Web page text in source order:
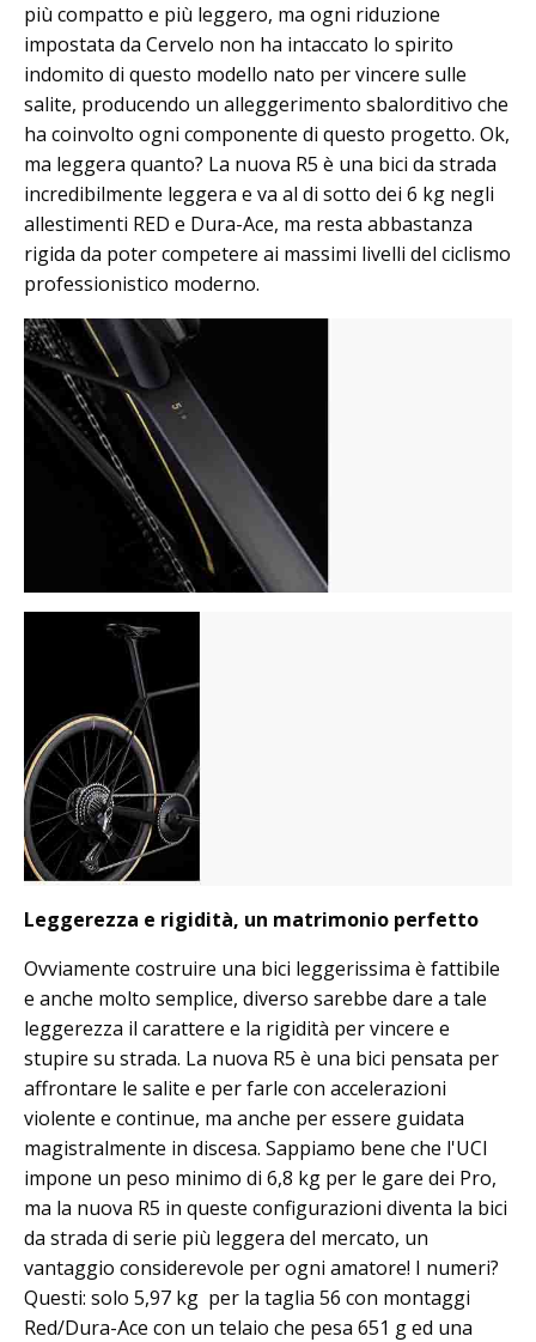
più compatto e più leggero, ma ogni riduzione
impostata da Cervelo non ha intaccato lo spirito
indomito di questo modello nato per vincere sulle
salite, producendo un alleggerimento sbalorditivo che
ha coinvolto ogni componente di questo progetto. Ok,
ma leggera quanto? La nuova R5 è una bici da strada
incredibilmente leggera e va al di sotto dei 6 kg negli
allestimenti RED e Dura-Ace, ma resta abbastanza
rigida da poter competere ai massimi livelli del ciclismo
professionistico moderno.
Leggerezza e rigidità, un matrimonio perfetto
Ovviamente costruire una bici leggerissima è fattibile
e anche molto semplice, diverso sarebbe dare a tale
leggerezza il carattere e la rigidità per vincere e
stupire su strada. La nuova R5 è una bici pensata per
affrontare le salite e per farle con accelerazioni
violente e continue, ma anche per essere guidata
magistralmente in discesa. Sappiamo bene che l'UCI
impone un peso minimo di 6,8 kg per le gare dei Pro,
ma la nuova R5 in queste configurazioni diventa la bici
da strada di serie più leggera del mercato, un
vantaggio considerevole per ogni amatore! I numeri?
Questi: solo 5,97 kg per la taglia 56 con montaggi
Red/Dura-Ace con un telaio che pesa 651 g ed una